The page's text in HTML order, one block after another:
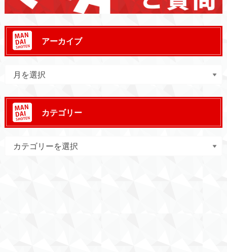
アーカイブ
カテゴリー